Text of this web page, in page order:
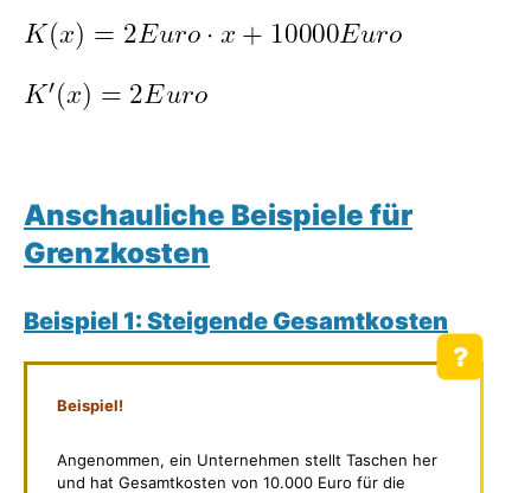
Anschauliche Beispiele für
Grenzkosten
Beispiel 1: Steigende Gesamtkosten
Beispiel!
Angenommen, ein Unternehmen stellt Taschen her
und hat Gesamtkosten von 10.000 Euro für die